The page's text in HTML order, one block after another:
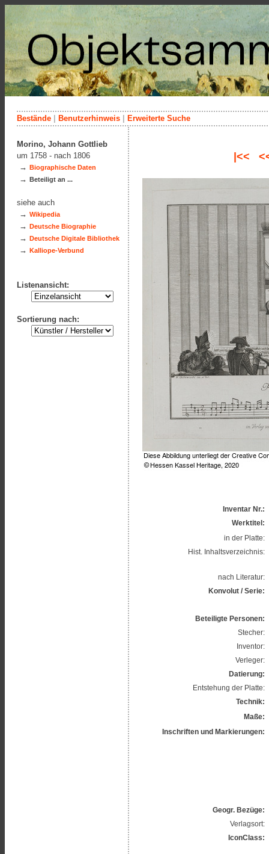
Bestände Benutzerhinweis Erweiterte Suche
|<<
Inventar Nr.:
Werktitel:
in der Platte:
Hist. Inhaltsverzeichnis:
nach Literatur:
Konvolut / Serie:
Beteiligte Personen:
Stecher:
Inventor:
Verleger:
Datierung:
Entstehung der Platte:
Technik:
Maße:
Inschriften und Markierungen:
Geogr. Bezüge:
Verlagsort:
IconClass:
Morino, Johann Gottlieb
um 1758 - nach 1806
→ Biographische Daten
→ Beteiligt an ...
siehe auch
→ Wikipedia
→ Deutsche Biographie
→ Deutsche Digitale Bibliothek
→ Kalliope-Verbund
Listenansicht:
Sortierung nach: